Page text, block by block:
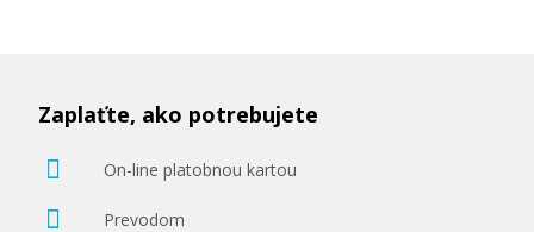
OKI 46508712 (čierny)
Zaplaťte, ako potrebujete
On-line platobnou kartou
Prevodom